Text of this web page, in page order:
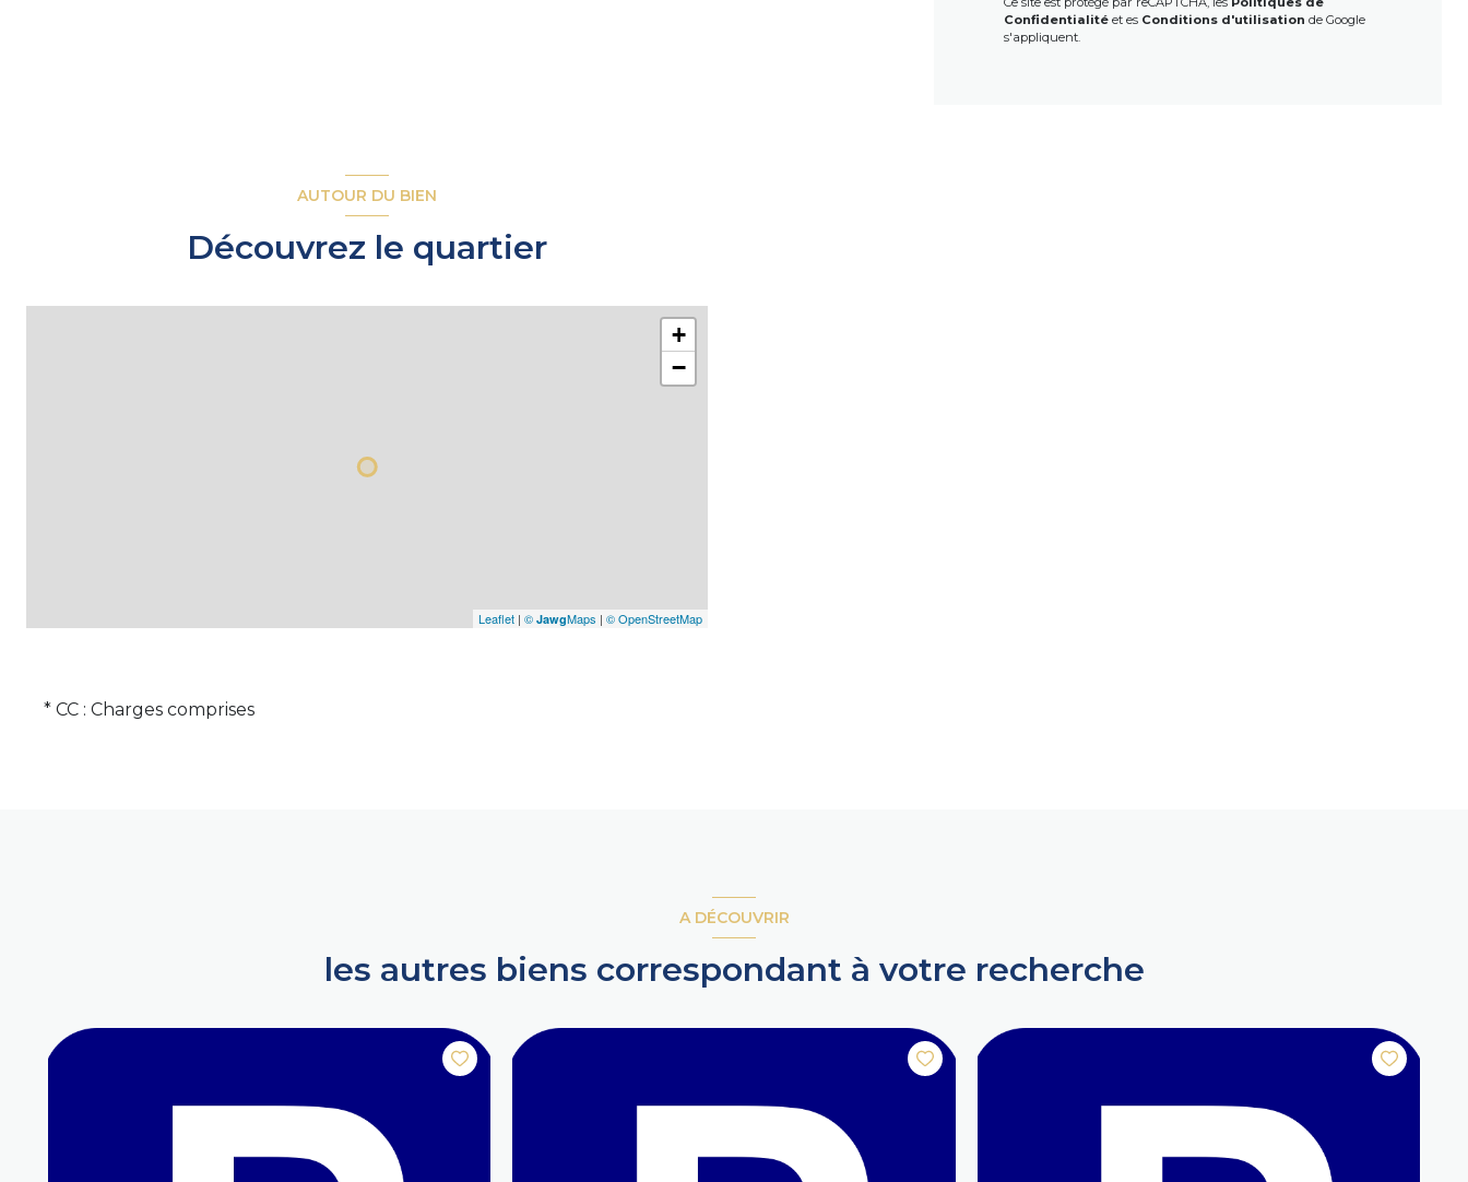
Confidentialitéet es Conditions d'utilisation de Google
s'appliquent.
AUTOUR DU BIEN
Découvrez le quartier
+
−
Leaflet | © JawgMaps | © OpenStreetMap
* CC : Charges comprises
A DÉCOUVRIR
les autres biens correspondant à votre recherche